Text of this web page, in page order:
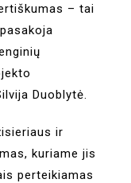
– tai
Duoblytė.
ir
kuriame jis
perteikiamas